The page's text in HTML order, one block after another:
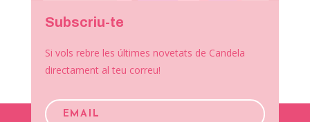
Subscriu-te
Si vols rebre les últimes novetats de Candela
directament al teu correu!